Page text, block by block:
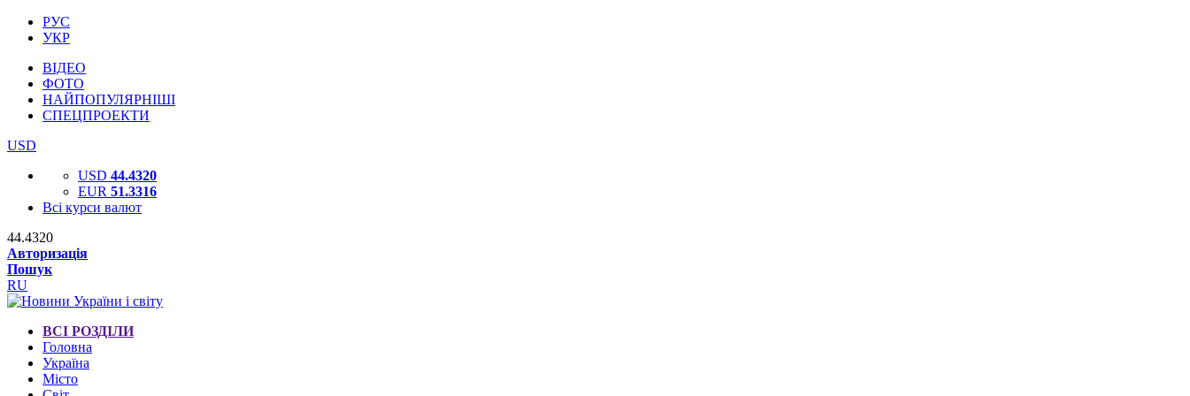
РУС
УКР
ВІДЕО
ФОТО
НАЙПОПУЛЯРНІШІ
СПЕЦПРОЕКТИ
USD
USD 44.4320
EUR 51.3316
Всі курси валют
44.4320
Авторизація
Пошук
RU
ВСІ РОЗДІЛИ
Головна
Україна
Місто